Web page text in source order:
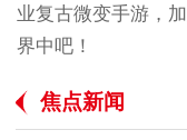
业复古微变手游，
界中吧！
焦点新闻